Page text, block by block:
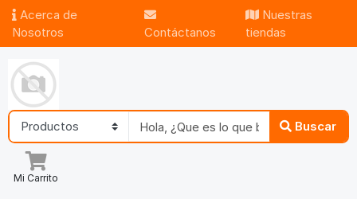
Acerca de
Nosotros
Contáctanos
Nuestras
tiendas
Buscar
Mi Carrito